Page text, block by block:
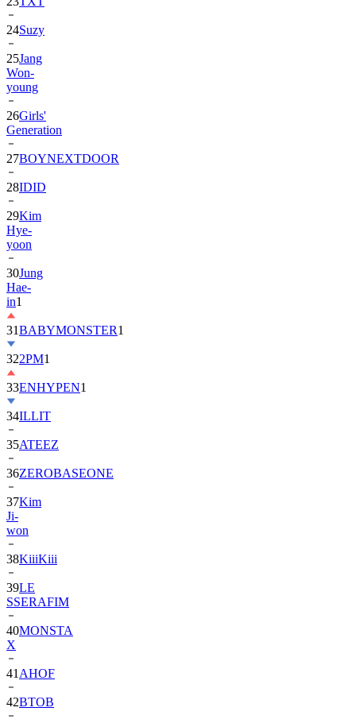
24Suzy
25Jang
Won-
young
26Girls'
Generation
27BOYNEXTDOOR
28IDID
29Kim
Hye-
yoon
30Jung
Hae-
in1
31BABYMONSTER1
322PM1
33ENHYPEN1
34ILLIT
35ATEEZ
36ZEROBASEONE
37Kim
Ji-
won
38KiiiKiii
39LE
SSERAFIM
40MONSTA
X
41 AHOF
42BTOB